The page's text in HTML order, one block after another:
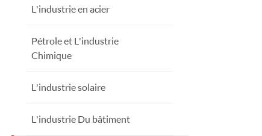
L'industrie en acier
Pétrole et L'industrie
Chimique
L'industrie solaire
L'industrie Du bâtiment